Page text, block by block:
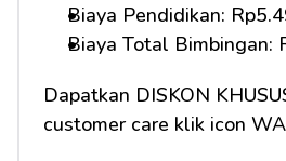
Biaya Pendidikan:
Biaya Total Bimbingan:
Dapatkan DISKON
customer care klik icon WA